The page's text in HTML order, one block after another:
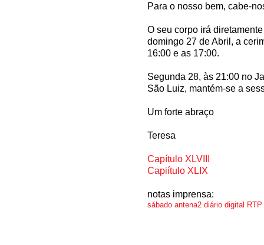
Para o nosso bem, cabe-
O seu corpo irá
domingo 27 de Abril, a
16:00 e as 17:00.
Segunda 28, às 21:00 no
São Luiz, mantém-se a
Um forte abraço
Teresa
Capítulo XLVIII
Capiítulo XLIX
notas imprensa:
sábado antena2 diário digital RTP